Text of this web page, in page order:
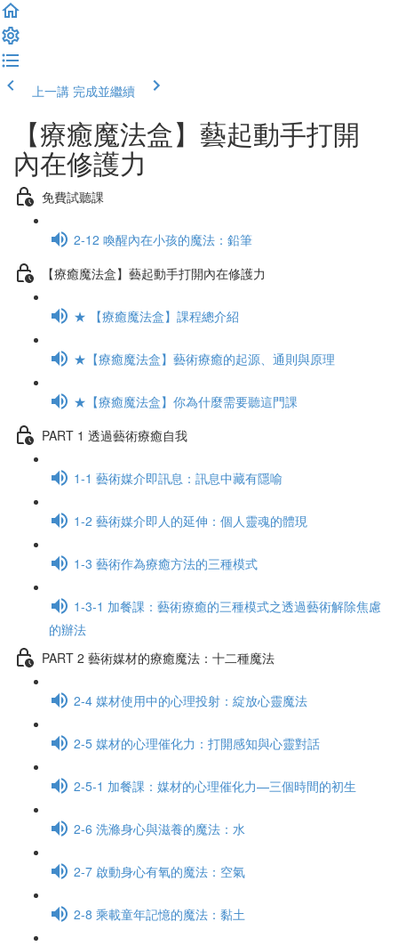
上一講 完成並繼續
【療癒魔法盒】藝起動手打開
內在修護力
免費試聽課
2-12 喚醒內在小孩的魔法：鉛筆
【療癒魔法盒】藝起動手打開內在修護力
★ 【療癒魔法盒】課程總介紹
★【療癒魔法盒】藝術療癒的起源、通則與原理
★【療癒魔法盒】你為什麼需要聽這門課
PART 1 透過藝術療癒自我
1-1 藝術媒介即訊息：訊息中藏有隱喻
1-2 藝術媒介即人的延伸：個人靈魂的體現
1-3 藝術作為療癒方法的三種模式
1-3-1 加餐課：藝術療癒的三種模式之透過藝術解除焦慮
的辦法
PART 2 藝術媒材的療癒魔法：十二種魔法
2-4 媒材使用中的心理投射：綻放心靈魔法
2-5 媒材的心理催化力：打開感知與心靈對話
2-5-1 加餐課：媒材的心理催化力—三個時間的初生
2-6 洗滌身心與滋養的魔法：水
2-7 啟動身心有氧的魔法：空氣
2-8 乘載童年記憶的魔法：黏土